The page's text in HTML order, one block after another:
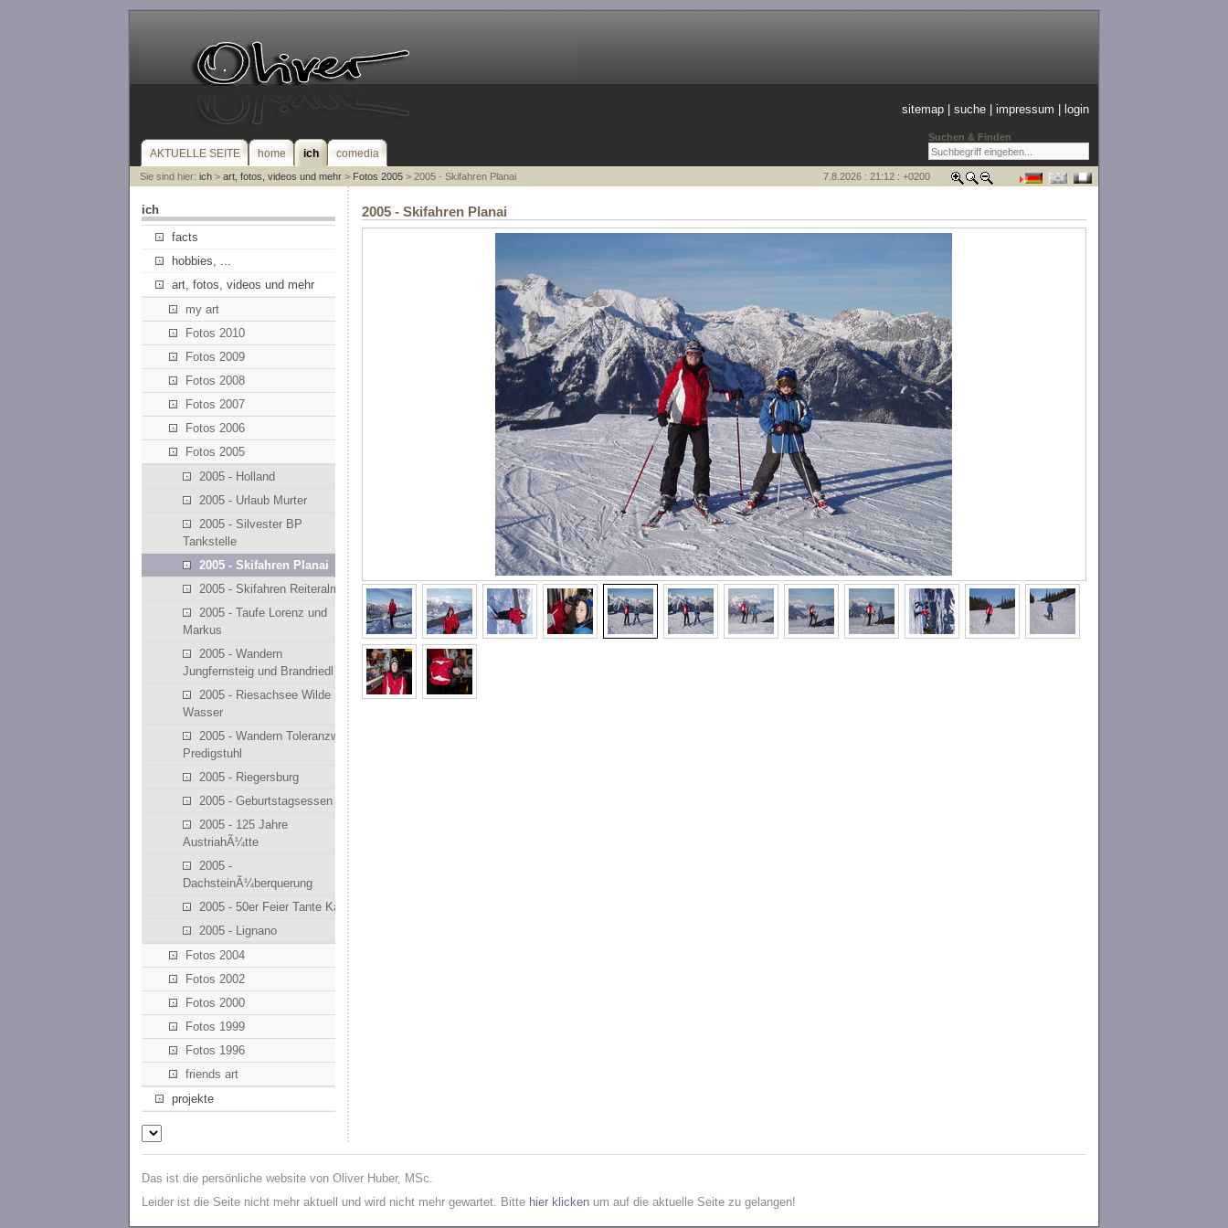
Suchen & Finden
sitemap |suche |impressum login
AKTUELLE SEITE home ich comedia
Sie sind hier: ich> art, fotos, videos und mehr> Fotos 2005> 2005 - Skifahren Planai 7.8.2026 : 21:12 : +0200
ich
facts
hobbies, ...
art, fotos, videos und mehr
my art
Fotos 2010
Fotos 2009
Fotos 2008
Fotos 2007
Fotos 2006
Fotos 2005
2005 - Holland
2005 - Urlaub Murter
2005 - Silvester BP
Tankstelle
2005 - Skifahren Planai
2005 - Skifahren Reiteralm
2005 - Taufe Lorenz und
Markus
2005 - Wandern
Jungfernsteig und Brandriedl
2005 - Riesachsee Wilde
Wasser
2005 - Wandern Toleranzweg
Predigstuhl
2005 - Riegersburg
2005 - Geburtstagsessen
2005 - 125 Jahre
AustriahÃ¼tte
2005 -
DachsteinÃ¼berquerung
2005 - 50er Feier Tante Kathi
2005 - Lignano
Fotos 2004
Fotos 2002
Fotos 2000
Fotos 1999
Fotos 1996
friends art
projekte
2005 - Skifahren Planai
Das ist die persönliche website von Oliver Huber, MSc.
Leider ist die Seite nicht mehr aktuell und wird nicht mehr gewartet. Bitte hier klicken um auf die aktuelle Seite zu gelangen!